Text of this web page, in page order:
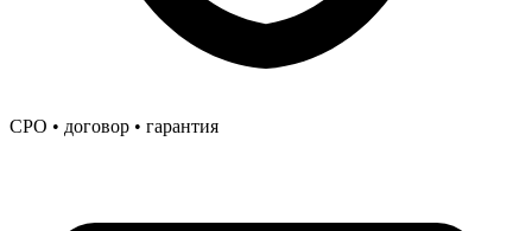
СРО • договор • гарантия